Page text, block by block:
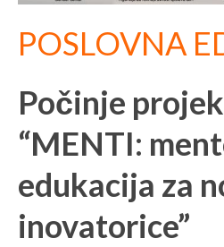
POSLOVNA
Počinje
“MENTI:
edukacija za
inovatorice”